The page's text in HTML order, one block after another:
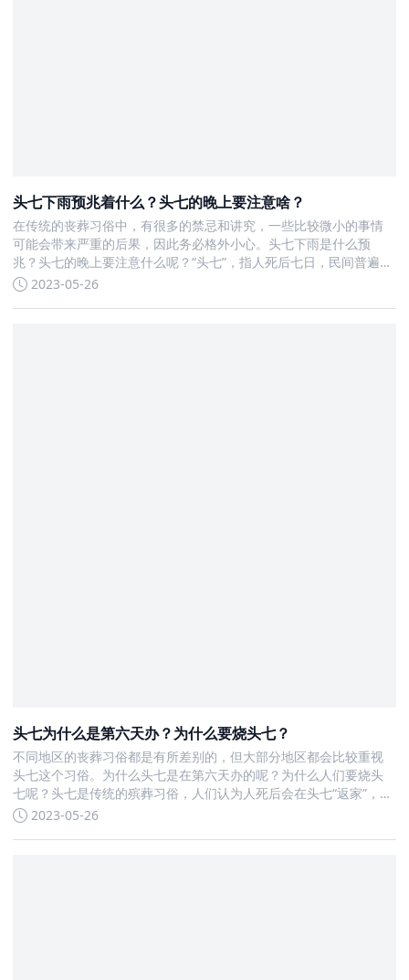
头七下雨预兆着什么？头七的晚上要注意啥？
在传统的丧葬习俗中，有很多的禁忌和讲究，一些比较微小的事情
可能会带来严重的后果，因此务必格外小心。头七下雨是什么预
兆？头七的晚上要注意什么呢？“头七”，指人死后七日，民间普遍举
行隆重仪式，设灵位、供木主，上香叩拜，烧纸箱焚楮镪等。 头七
2023-05-26
头七为什么是第六天办？为什么要烧头七？
不同地区的丧葬习俗都是有所差别的，但大部分地区都会比较重视
头七这个习俗。为什么头七是在第六天办的呢？为什么人们要烧头
七呢？头七是传统的殡葬习俗，人们认为人死后会在头七“返家”，因
而备受人看重，来了解更多精彩内容！ 头七为什么是第六天办头七
2023-05-26